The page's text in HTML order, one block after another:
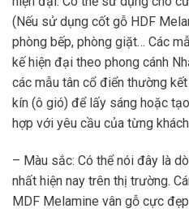
(Nếu sử dụng cốt gỗ HDF
phòng bếp, phòng giặt… Các
kế hiện đại theo phong cánh
các mẫu tân cổ điển thường
kín (ô gió) để lấy sáng hoặc
hợp với yêu cầu của từng
– Màu sắc: Có thể nói đây là
nhất hiện nay trên thị trường.
MDF Melamine vân gỗ cực